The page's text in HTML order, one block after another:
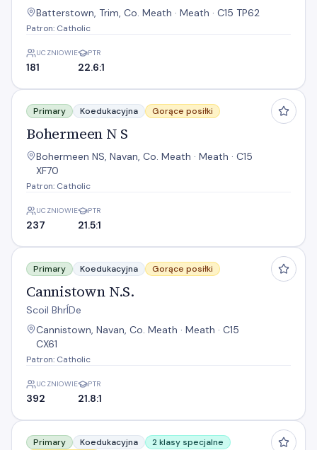
Batterstown, Trim, Co. Meath · Meath · C15 TP62
Patron: Catholic
UCZNIOWIE
181
PTR
22.6:1
Bohermeen N S
Primary Koedukacyjna Gorące posiłki
Bohermeen N S
Bohermeen NS, Navan, Co. Meath · Meath · C15
XF70
Patron: Catholic
UCZNIOWIE
237
PTR
21.5:1
Cannistown N.S.
Primary Koedukacyjna Gorące posiłki
Cannistown N.S.
Scoil BhrÍDe
Cannistown, Navan, Co. Meath · Meath · C15
CX61
Patron: Catholic
UCZNIOWIE
392
PTR
21.8:1
Castletown N S
Primary Koedukacyjna
2 klasy specjalne